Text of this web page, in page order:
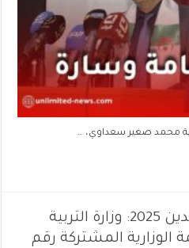
محمد صغير سعداوي، …
إدماج الأساتذة المتعاقدين 2025: وزارة التربية
المشتركة رقم